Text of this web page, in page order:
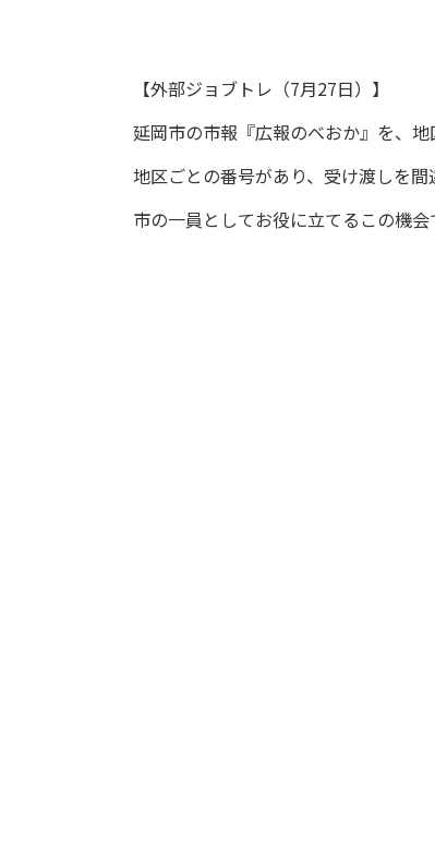
【外部ジョブトレ（7月27日）】
延岡市の市報『広報のべおか』を、
地区ごとの番号があり、受け渡しを間
市の一員としてお役に立てるこの機